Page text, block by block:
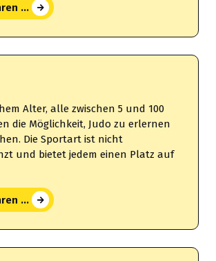
...
Alter, alle zwischen 5 und 100
die Möglichkeit, Judo zu erlernen
Die Sportart ist nicht
und bietet jedem einen Platz auf
...